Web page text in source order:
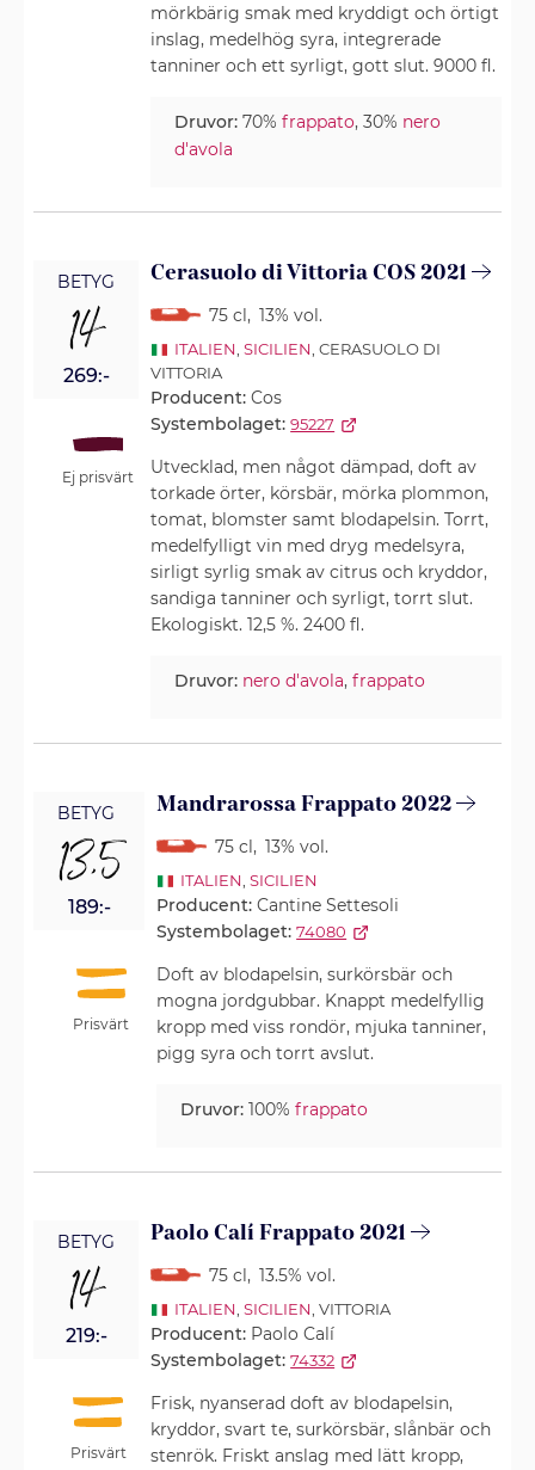
mörkbärig smak med kryddigt och örtigt
inslag, medelhög syra, integrerade
tanniner och ett syrligt, gott slut. 9000 fl.
Druvor: 70%frappato, 30% nero
d'avola
BETYG
14
269:-
Ej prisvärt
Cerasuolo di Vittoria COS 2021
75 cl, 13% vol.
ITALIEN SICILIEN , CERASUOLO DI
VITTORIA
Producent:Cos
Systembolaget: 95227
Utvecklad, men något dämpad, doft av
torkade örter, körsbär, mörka plommon,
tomat, blomster samt blodapelsin. Torrt,
medelfylligt vin med dryg medelsyra,
sirligt syrlig smak av citrus och kryddor,
sandiga tanniner och syrligt, torrt slut.
Ekologiskt. 12,5 %. 2400 fl.
Druvor: nero d'avola,frappato
BETYG
13,5
189:-
Prisvärt
Mandrarossa Frappato 2022
75 cl, 13% vol.
ITALIEN SICILIEN
Producent:Cantine Settesoli
Systembolaget: 74080
Doft av blodapelsin, surkörsbär och
mogna jordgubbar. Knappt medelfyllig
kropp med viss rondör, mjuka tanniner,
pigg syra och torrt avslut.
Druvor: 100%frappato
BETYG
14
219:-
Prisvärt
Paolo Calí Frappato 2021
75 cl, 13.5% vol.
ITALIEN SICILIEN , VITTORIA
Producent: Paolo Calí
Systembolaget: 74332
Frisk, nyanserad doft av blodapelsin,
kryddor, svart te, surkörsbär, slånbär och
stenrök. Friskt anslag med lätt kropp,